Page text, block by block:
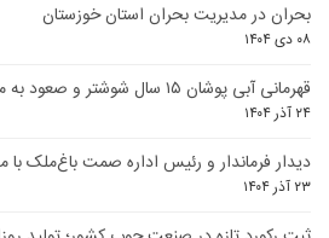
بحران در مدیریت بحران استان خوزستان
۰۸ دی ۱۴۰۴
قهرمانی آبی پوشان ۱۵ سال شوشتر و صعود به مسابقات لیگ فوتبال خوزستان
۲۴ آذر ۱۴۰۴
دیدار فرماندار و رئیس اداره صمت باغ‌ملک
۲۳ آذر ۱۴۰۴